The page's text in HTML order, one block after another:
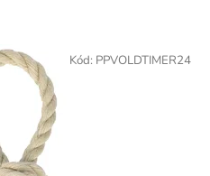
Kód: PPVOLDTIMER24